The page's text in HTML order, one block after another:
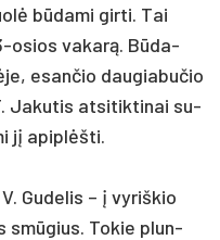
būda­mi gir­ti. Tai
osios va­karą. Būda­
esan­čio dau­gia­bu­čio
Ja­ku­tis at­si­tik­ti­nai su­
jį api­plėšti.
Gu­de­lis – į vy­riš­kio
smūgius. To­kie plun­